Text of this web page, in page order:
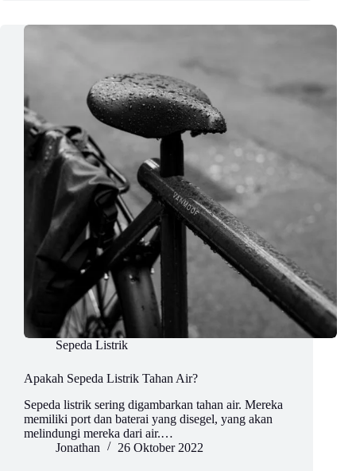
Sepeda Listrik
Apakah Sepeda Listrik Tahan Air?
Sepeda listrik sering digambarkan tahan air. Mereka
memiliki port dan baterai yang disegel, yang akan
melindungi mereka dari air.…
Jonathan
26 Oktober 2022